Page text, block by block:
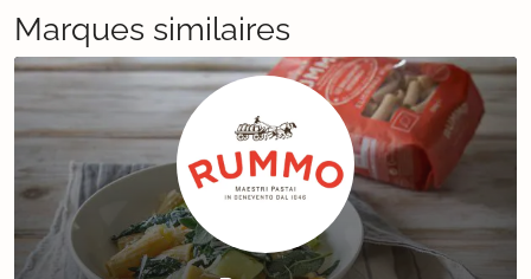
Marques similaires